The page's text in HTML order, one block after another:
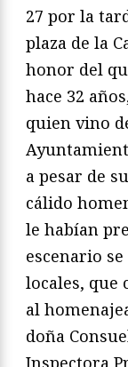
27 por la
plaza de la
honor del
hace 32
quien vino
a pesar de
cálido
le habían
escenario
locales, que
al
doña
Inspectora